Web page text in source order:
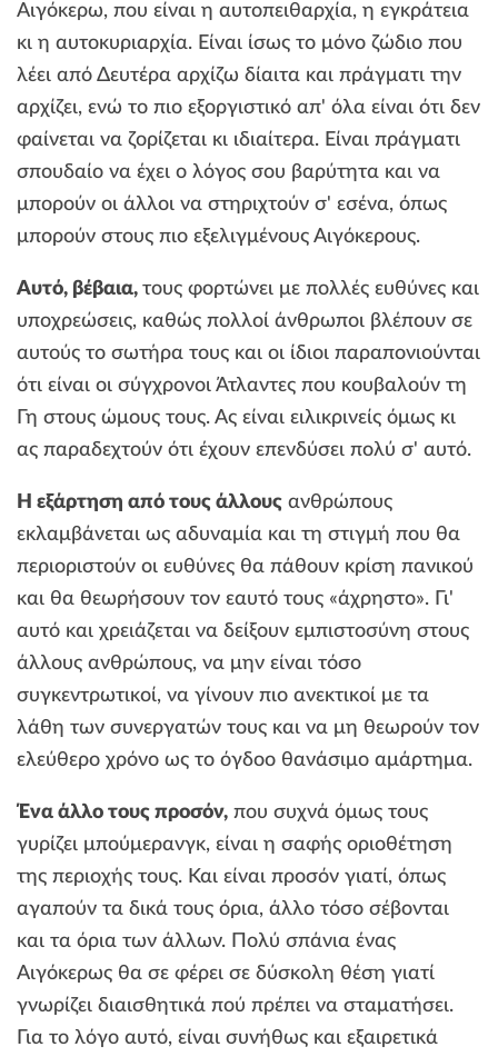
Αιγόκερω, που είναι η αυτοπειθαρχία, η εγκράτεια
κι η αυτοκυριαρχία. Είναι ίσως το μόνο ζώδιο που
λέει από Δευτέρα αρχίζω δίαιτα και πράγματι την
αρχίζει, ενώ το πιο εξοργιστικό απ' όλα είναι ότι δεν
φαίνεται να ζορίζεται κι ιδιαίτερα. Είναι πράγματι
σπουδαίο να έχει ο λόγος σου βαρύτητα και να
μπορούν οι άλλοι να στηριχτούν σ' εσένα, όπως
μπορούν στους πιο εξελιγμένους Αιγόκερους.
Αυτό, βέβαια, τους φορτώνει με πολλές ευθύνες και
υποχρεώσεις, καθώς πολλοί άνθρωποι βλέπουν σε
αυτούς το σωτήρα τους και οι ίδιοι παραπονιούνται
ότι είναι οι σύγχρονοι Άτλαντες που κουβαλούν τη
Γη στους ώμους τους. Ας είναι ειλικρινείς όμως κι
ας παραδεχτούν ότι έχουν επενδύσει πολύ σ' αυτό.
Η εξάρτηση από τους άλλους ανθρώπους
εκλαμβάνεται ως αδυναμία και τη στιγμή που θα
περιοριστούν οι ευθύνες θα πάθουν κρίση πανικού
και θα θεωρήσουν τον εαυτό τους «άχρηστο». Γι'
αυτό και χρειάζεται να δείξουν εμπιστοσύνη στους
άλλους ανθρώπους, να μην είναι τόσο
συγκεντρωτικοί, να γίνουν πιο ανεκτικοί με τα
λάθη των συνεργατών τους και να μη θεωρούν τον
ελεύθερο χρόνο ως το όγδοο θανάσιμο αμάρτημα.
Ένα άλλο τους προσόν, που συχνά όμως τους
γυρίζει μπούμερανγκ, είναι η σαφής οριοθέτηση
της περιοχής τους. Και είναι προσόν γιατί, όπως
αγαπούν τα δικά τους όρια, άλλο τόσο σέβονται
και τα όρια των άλλων. Πολύ σπάνια ένας
Αιγόκερως θα σε φέρει σε δύσκολη θέση γιατί
γνωρίζει διαισθητικά πού πρέπει να σταματήσει.
Για το λόγο αυτό, είναι συνήθως και εξαιρετικά